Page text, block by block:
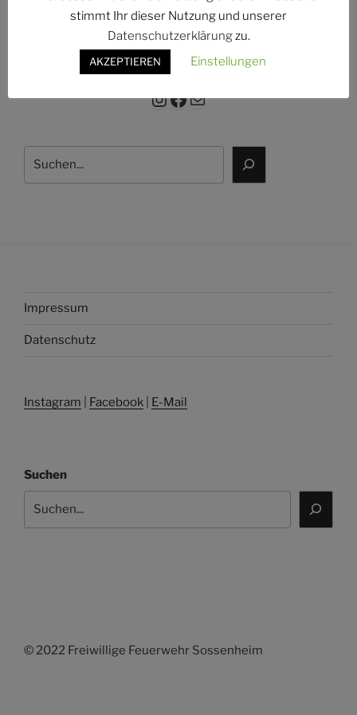
Instagram
Facebook
E-Mail
Impressum
Datenschutz
Instagram Facebook E-Mail
Suchen
© 2022 Freiwillige Feuerwehr Sossenheim
stimmt Ihr dieser Nutzung und unserer
Datenschutzerklärungzu.
AKZEPTIEREN Einstellungen